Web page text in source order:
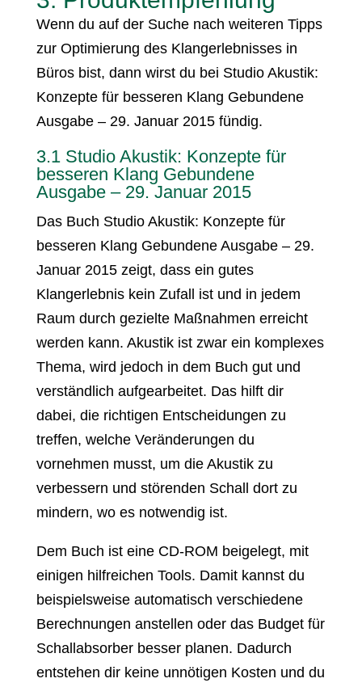
Wenn du auf der Suche nach weiteren Tipps
zur Optimierung des Klangerlebnisses in
Büros bist, dann wirst du bei Studio Akustik:
Konzepte für besseren Klang Gebundene
Ausgabe – 29. Januar 2015 fündig.
3.1 Studio Akustik: Konzepte für
besseren Klang Gebundene
Ausgabe – 29. Januar 2015
Das Buch Studio Akustik: Konzepte für
besseren Klang Gebundene Ausgabe – 29.
Januar 2015 zeigt, dass ein gutes
Klangerlebnis kein Zufall ist und in jedem
Raum durch gezielte Maßnahmen erreicht
werden kann. Akustik ist zwar ein komplexes
Thema, wird jedoch in dem Buch gut und
verständlich aufgearbeitet. Das hilft dir
dabei, die richtigen Entscheidungen zu
treffen, welche Veränderungen du
vornehmen musst, um die Akustik zu
verbessern und störenden Schall dort zu
mindern, wo es notwendig ist.
Dem Buch ist eine CD-ROM beigelegt, mit
einigen hilfreichen Tools. Damit kannst du
beispielsweise automatisch verschiedene
Berechnungen anstellen oder das Budget für
Schallabsorber besser planen. Dadurch
entstehen dir keine unnötigen Kosten und du